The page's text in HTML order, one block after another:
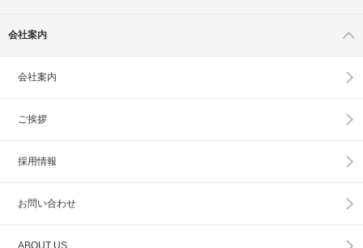
会社案内
会社案内
ご挨拶
採用情報
お問い合わせ
ABOUT US